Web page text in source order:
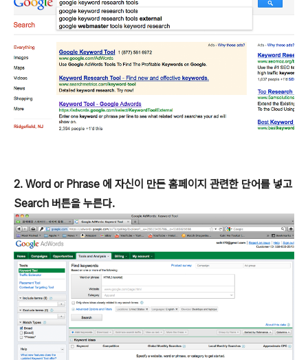
2. Word or Phrase 에 자신이 만든 홈페이지 관련한 단어를 넣고
Search 버튼을 누른다.